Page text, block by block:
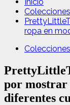
ropa en
por mostrar
diferentes